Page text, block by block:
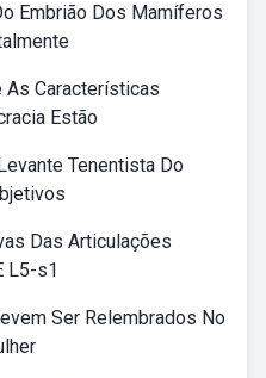
Embrião Dos Mamíferos
As Características
Estão
Tenentista Do
Das Articulações
L5-s1
Ser Relembrados No